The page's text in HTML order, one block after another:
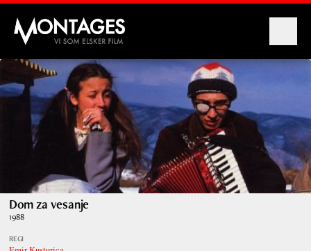
Montages
Dom za vesanje
1988
REGI